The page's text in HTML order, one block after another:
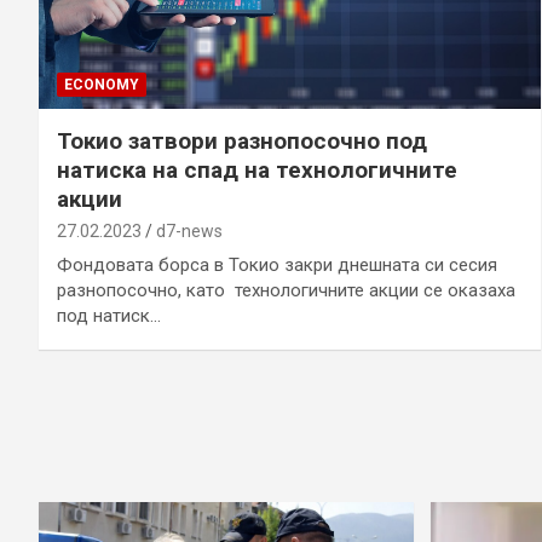
ECONOMY
Токио затвори разнопосочно под
натиска на спад на технологичните
акции
27.02.2023 d7-news
Фондовата борса в Токио закри днешната си сесия
разнопосочно, като технологичните акции се оказаха
под натиск…